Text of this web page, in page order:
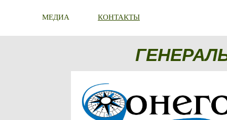
МЕДИА КОНТАКТЫ